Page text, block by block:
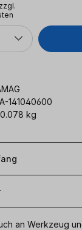
141040600
0.078 kg
an Werkzeug